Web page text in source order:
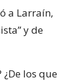
a Larraín,
y de
¿De los que